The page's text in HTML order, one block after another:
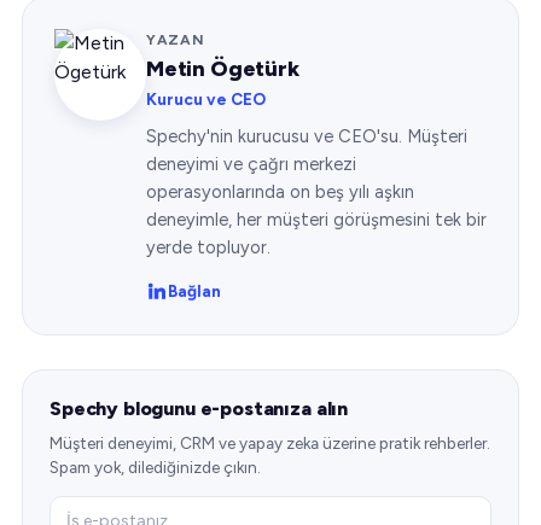
YAZAN
Metin Ögetürk
Kurucu ve CEO
Spechy'nin kurucusu ve CEO'su. Müşteri
deneyimi ve çağrı merkezi
operasyonlarında on beş yılı aşkın
deneyimle, her müşteri görüşmesini tek bir
yerde topluyor.
Bağlan
Spechy blogunu e-postanıza alın
Müşteri deneyimi, CRM ve yapay zeka üzerine pratik rehberler.
Spam yok, dilediğinizde çıkın.